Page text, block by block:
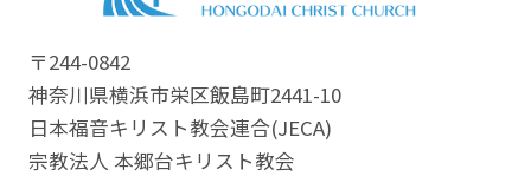
〒244-0842
神奈川県横浜市栄区飯島町2441-10
日本福音キリスト教会連合​(JECA)
宗教法人 本郷台キリスト教会